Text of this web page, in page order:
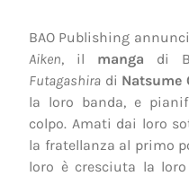
BAO Publishing
Aiken, il manga di
Futagashira di Natsume
la loro banda, e
colpo. Amati dai loro
la fratellanza al primo
loro è cresciuta la